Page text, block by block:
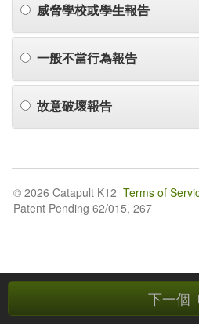
威脅學校或學生報告
一般不當行為報告
故意破壞報告
下一個
© 2026 Catapult K12 Terms of
Patent Pending 62/015, 267